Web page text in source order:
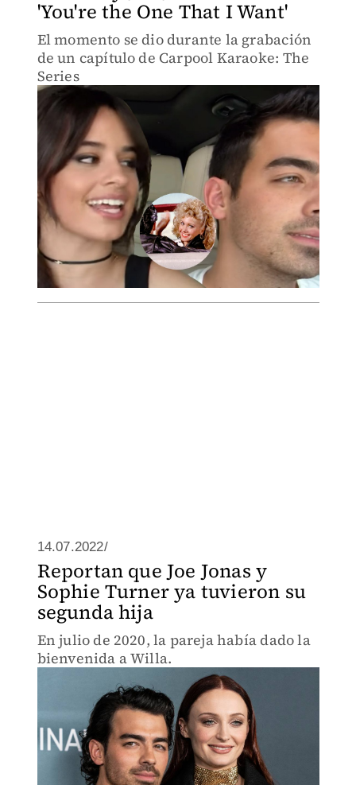
'You're the One That I Want'
El momento se dio durante la grabación
de un capítulo de Carpool Karaoke: The
Series
14.07.2022/
Reportan que Joe Jonas y
Sophie Turner ya tuvieron su
segunda hija
En julio de 2020, la pareja había dado la
bienvenida a Willa.